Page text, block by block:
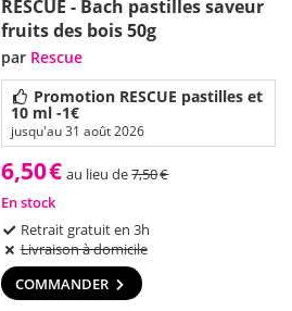
RESCUE - Bach pastilles saveur
fruits des bois 50g
par Rescue
Promotion RESCUE pastilles et
10 ml -1€
jusqu'au 31 août 2026
6,50€ au lieu de7,50€
En stock
Retrait gratuit en 3h
Livraison à domicile
COMMANDER